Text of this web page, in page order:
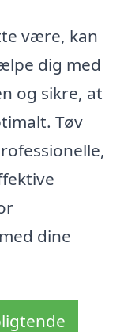
være, kan
dig med
og sikre, at
Tøv
dine